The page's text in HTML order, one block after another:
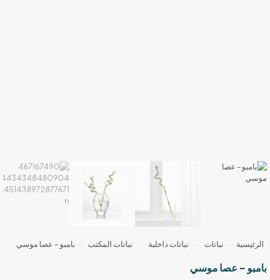
الرئيسية - نباتات - نباتات داخلية - نباتات المكتب - بامبو – عصا موسي
بامبو – عصا موسي